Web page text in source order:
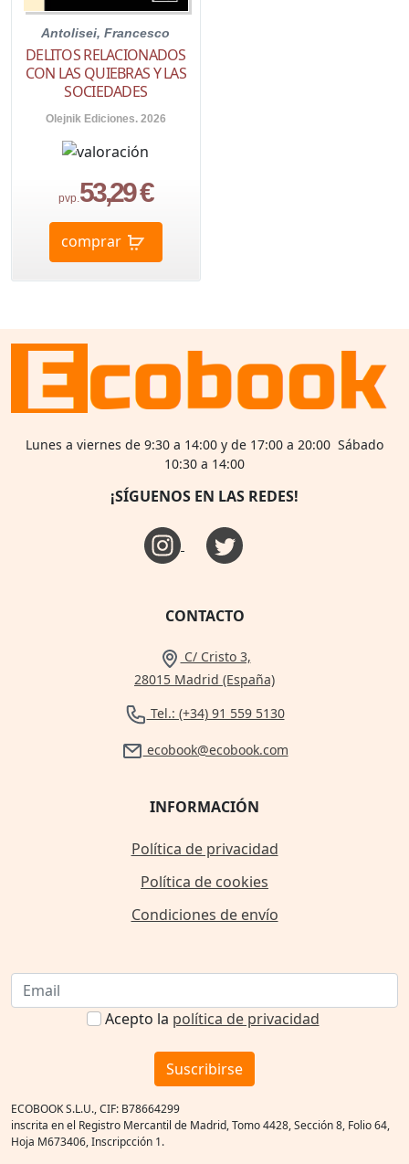
Antolisei, Francesco
DELITOS RELACIONADOS
CON LAS QUIEBRAS Y LAS
SOCIEDADES
Olejnik Ediciones. 2026
pvp.53,29 €
comprar
Lunes a viernes de 9:30 a 14:00 y de 17:00 a 20:00 Sábado
10:30 a 14:00
¡SÍGUENOS EN LAS REDES!
CONTACTO
C/ Cristo 3,
28015 Madrid (España)
Tel.: (+34) 91 559 5130
ecobook@ecobook.com
INFORMACIÓN
Política de privacidad
Política de cookies
Condiciones de envío
Acepto la política de privacidad
Suscribirse
ECOBOOK S.L.U., CIF: B78664299
inscrita en el Registro Mercantil de Madrid, Tomo 4428, Sección 8, Folio 64,
Hoja M673406, Inscripcción 1.